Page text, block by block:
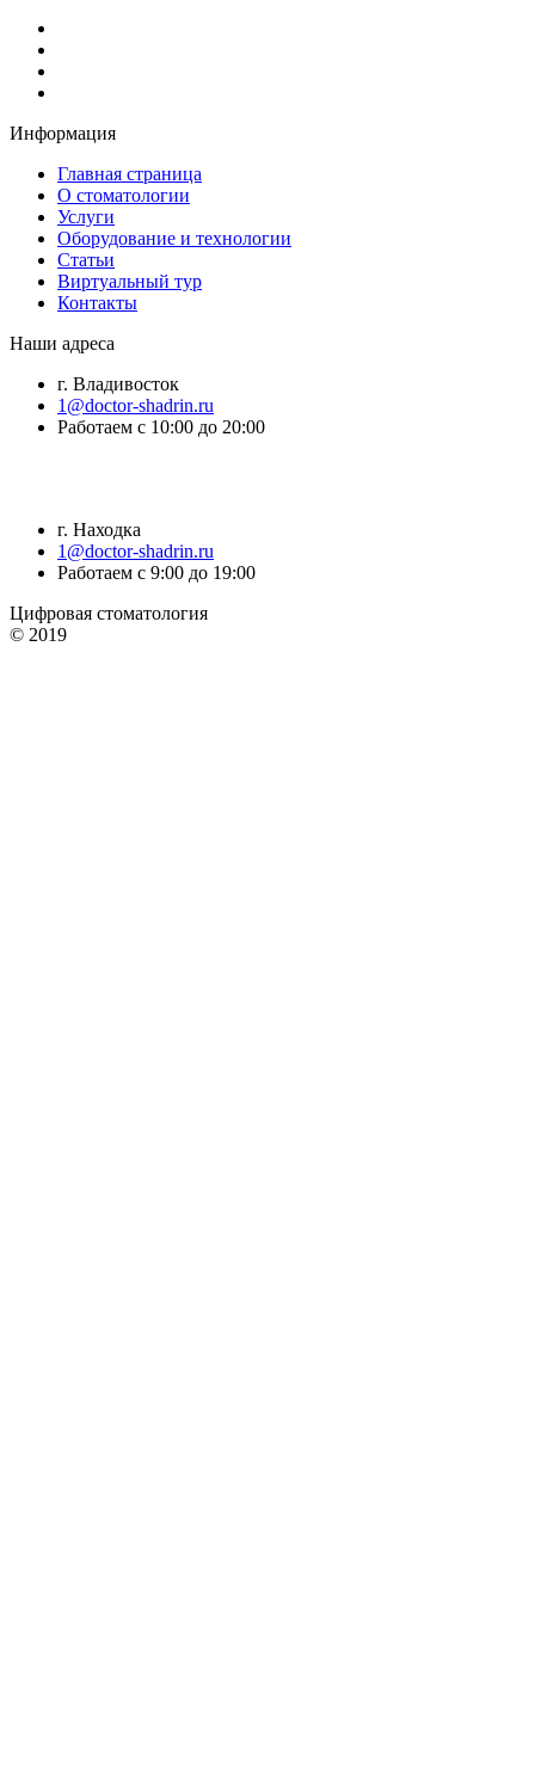
Информация
Главная страница
О стоматологии
Услуги
Оборудование и технологии
Статьи
Виртуальный тур
Контакты
Наши адреса
г. Владивосток
1@doctor-shadrin.ru
Работаем с 10:00 до 20:00
г. Находка
1@doctor-shadrin.ru
Работаем с 9:00 до 19:00
Цифровая стоматология
© 2019